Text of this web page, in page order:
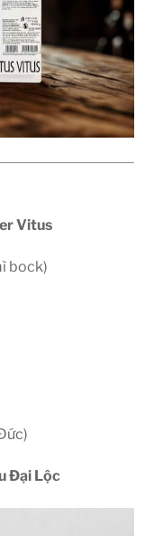
Vitus
bock)
Đại Lộc